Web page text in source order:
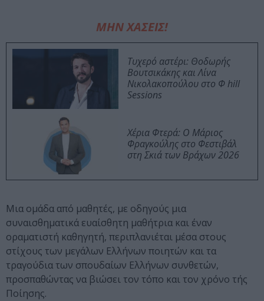
ΜΗΝ ΧΑΣΕΙΣ!
Τυχερό αστέρι: Θοδωρής
Βουτσικάκης και Λίνα
Νικολακοπούλου στο Φ hill
Sessions
Χέρια Φτερά: Ο Μάριος
Φραγκούλης στο Φεστιβάλ
στη Σκιά των Βράχων 2026
Μια ομάδα από μαθητές, με οδηγούς μια
συναισθηματικά ευαίσθητη μαθήτρια και έναν
οραματιστή καθηγητή, περιπλανιέται μέσα στους
στίχους των μεγάλων Ελλήνων ποιητών και τα
τραγούδια των σπουδαίων Ελλήνων συνθετών,
προσπαθώντας να βιώσει τον τόπο και τον χρόνο τής
Ποίησης.